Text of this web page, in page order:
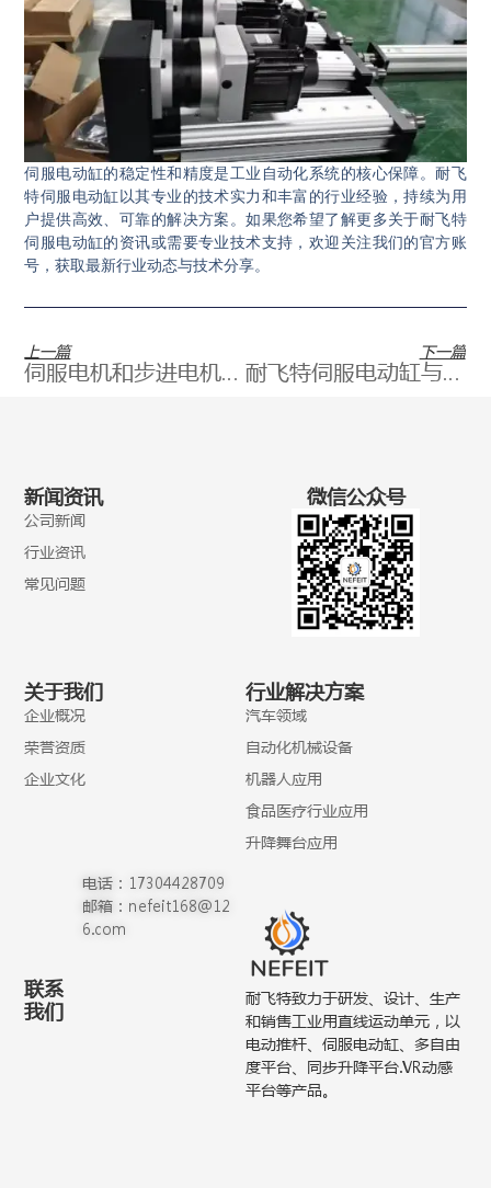
伺服电动缸的稳定性和精度是工业自动化系统的核心保障。耐飞
特伺服电动缸以其专业的技术实力和丰富的行业经验，持续为用
户提供高效、可靠的解决方案。如果您希望了解更多关于耐飞特
伺服电动缸的资讯或需要专业技术支持，欢迎关注我们的官方账
号，获取最新行业动态与技术分享。
上一篇
伺服电机和步进电机有什么区别?
下一篇
耐飞特伺服电动缸与数据采集系统的完美融合，推动智能制造新纪元
耐飞特致力于研发、设计、生产
和销售工业用直线运动单元，以
电动推杆、伺服电动缸、多自由
度平台、同步升降平台.VR动感
平台等产品。
新闻资讯
公司新闻
行业资讯
常见问题
关于我们
企业概况
荣誉资质
企业文化
行业解决方案
汽车领域
自动化机械设备
机器人应用
食品医疗行业应用
升降舞台应用
联系
我们
电话：17304428709
邮箱：nefeit168@12
6.com
微信公众号